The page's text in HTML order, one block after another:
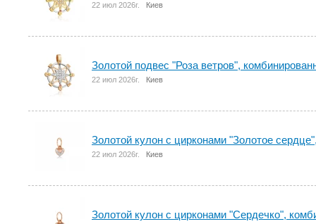
22 июл 2026г. Киев
Золотой подвес "Роза ветров",
22 июл 2026г. Киев
Золотой кулон с цирконами "Золотое
22 июл 2026г. Киев
Золотой кулон с цирконами "Сердечко",